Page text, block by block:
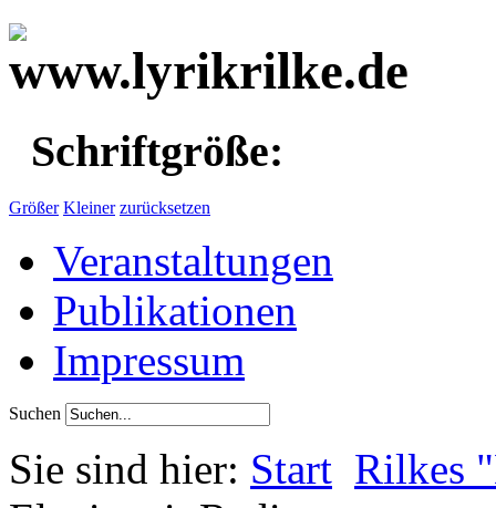
Schriftgröße:
Größer Kleiner zurücksetzen
Veranstaltungen
Publikationen
Impressum
Suchen
Sie sind hier: Start Rilkes